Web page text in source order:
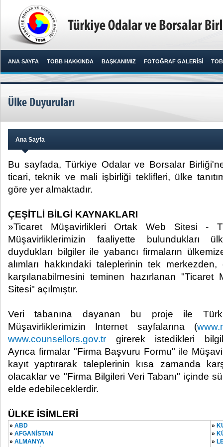
ANA SAYFA TOBB HAKKINDA BAŞKANIMIZ FOTOĞRAF GALERİSİ
Ana Sayfa
Bu sayfada, Türkiye Odalar ve Borsalar
ticari, teknik ve mali işbirliği teklifleri, ülke
göre yer almaktadır.
ÇEŞİTLİ BİLGİ KAYNAKLARI
»Ticaret Müşavirlikleri Ortak Web Sitesi -
Müşavirliklerimizin faaliyette bulundukları
duydukları bilgiler ile yabancı firmaların
alımları hakkındaki taleplerinin tek
karşılanabilmesini teminen hazırlanan "Ticaret
Sitesi" açılmıştır.
Veri tabanına dayanan bu proje ile
Müşavirliklerimizin Internet sayfalarına (
www.counsellors.gov.tr girerek istedikleri
Ayrıca firmalar "Firma Başvuru Formu" ile
kayıt yaptırarak taleplerinin kısa zamanda
olacaklar ve "Firma Bilgileri Veri Tabanı" içinde
elde edebileceklerdir.
ÜLKE İSİMLERİ
» ABD
» AFGANİSTAN
» ALMANYA
»
»
»